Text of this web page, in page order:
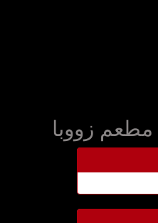
زووبا